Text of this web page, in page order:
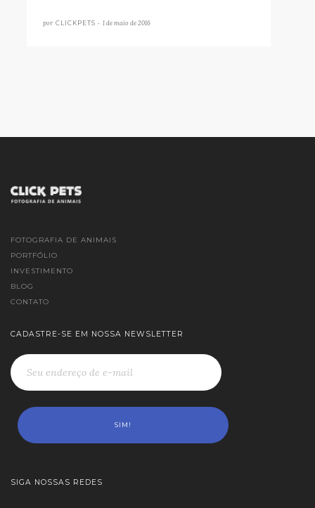
por CLICKPETS • 1 de maio de 2016
FOTOGRAFIA DE ANIMAIS
PORTFÓLIO
INVESTIMENTO
BLOG
CONTATO
CADASTRE-SE EM NOSSA NEWSLETTER
SIGA NOSSAS REDES